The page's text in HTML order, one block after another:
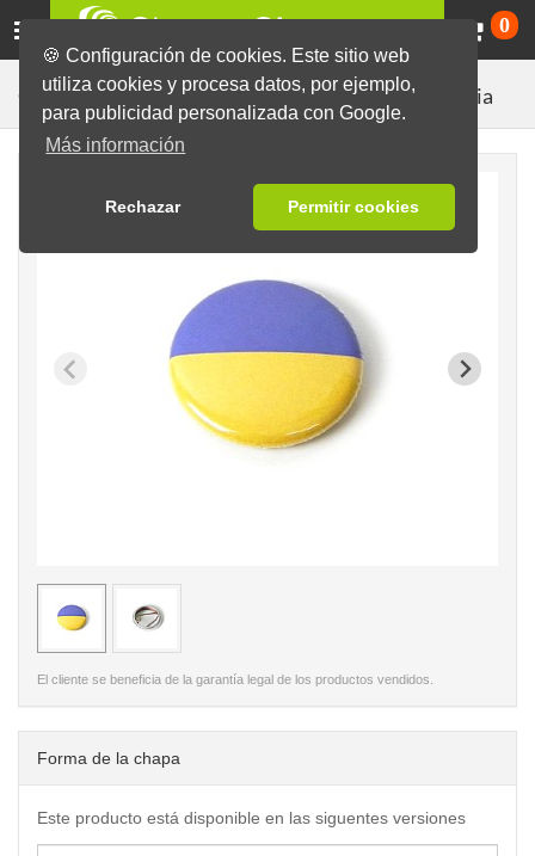
🍪 Configuración de cookies. Este sitio web
utiliza cookies y procesa datos, por ejemplo,
para publicidad personalizada con Google.
Más información
Rechazar Permitir cookies
0
Chapas listas con diseños diversos Banderas Ucrania
< /picture>
El cliente se beneficia de la garantía legal de los productos vendidos.
Forma de la chapa
Este producto está disponible en las siguentes versiones